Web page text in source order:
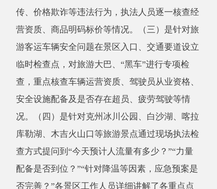
查方式提问到“今天预计人流量有多少？”“力量
配备是否到位？”“针对降温等因素，应急预案是
法人员提醒景区负责人，要高度重视旅游安全，
各景区要加强值班值守，科学研判景区游客数
量，做好风险排查、完善应急预案、强化交通疏
导等工作，确保筑牢安全防线，安 全无小事，要
进一步牢固树立安全发展理念，强化统筹协调，
做好检票口查验，有序分流导流，为游客创造更
好的旅游体验。（五）是通过现场执法检查要求